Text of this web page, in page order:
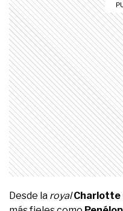
Desde la royal Charlotte